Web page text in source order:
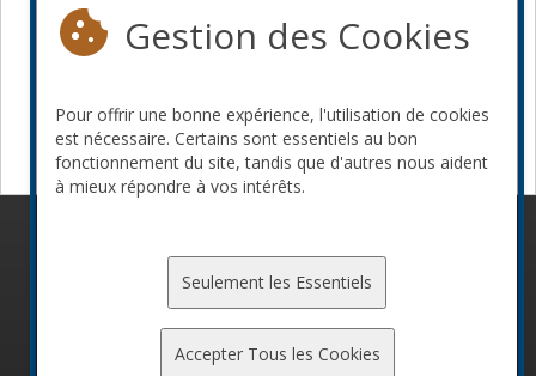
Devenir commanditaire
Gestion des Cookies
Pour offrir une bonne expérience, l'utilisation de cookies
est nécessaire. Certains sont essentiels au bon
fonctionnement du site, tandis que d'autres nous aident
à mieux répondre à vos intérêts.
Seulement les Essentiels
Accepter Tous les Cookies